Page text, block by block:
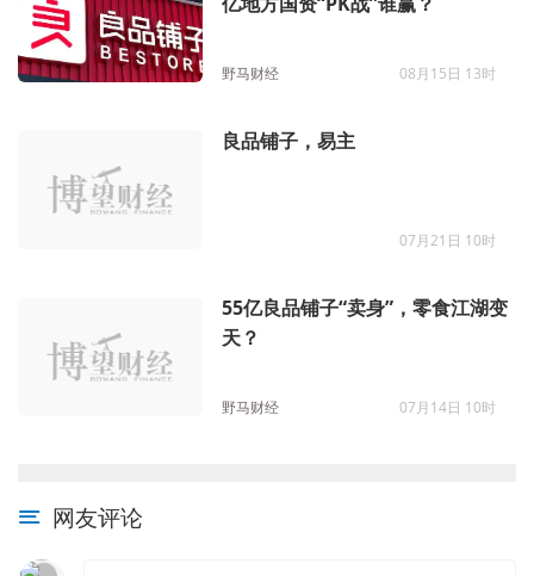
野马财经 08月15日 13时
良品铺子，易主
07月21日 10时
55亿良品铺子“卖身”，零食江湖变
天？
野马财经 07月14日 10时
网友评论